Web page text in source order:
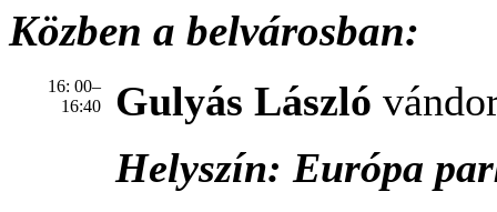
Közben a belvárosban:
16: 00–
16:40
Gulyás László
Helyszín: Európa